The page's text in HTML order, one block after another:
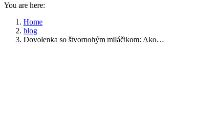
You are here:
Home
blog
Dovolenka so štvornohým miláčikom: Ako…